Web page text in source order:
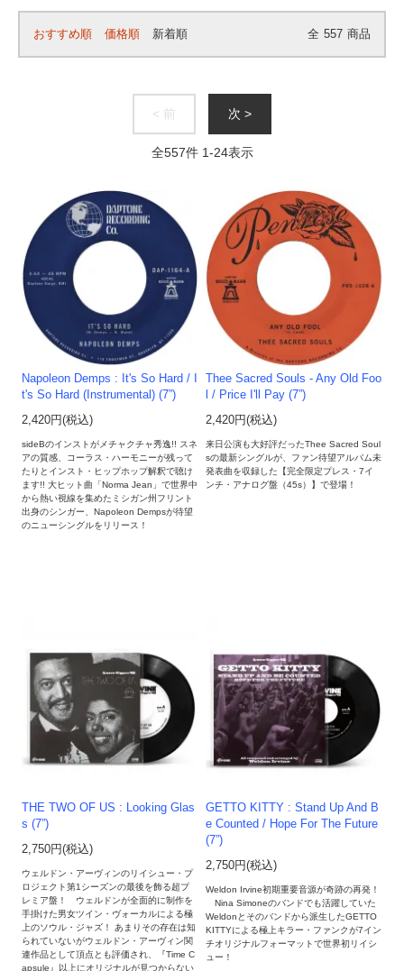
おすすめ順 価格順 新着順 全 557 商品
< 前 次 >
全557件 1-24表示
Napoleon Demps : It's So Hard / I
t's So Hard (Instrumental) (7”)
2,420円(税込)
sideBのインストがメチャクチャ秀逸!! スネ
アの質感、コーラス・ハーモニーが残って
たりとインスト・ヒップホップ解釈で聴け
ます!! 大ヒット曲「Norma Jean」で世界中
から熱い視線を集めたミシガン州フリント
出身のシンガー、Napoleon Dempsが待望
のニューシングルをリリース！
Thee Sacred Souls - Any Old Foo
l / Price I'll Pay (7”)
2,420円(税込)
来日公演も大好評だったThee Sacred Soul
sの最新シングルが、ファン待望アルバム未
発表曲を収録した【完全限定プレス・7イ
ンチ・アナログ盤（45s）】で登場！
THE TWO OF US : Looking Glas
s (7”)
2,750円(税込)
ウェルドン・アーヴィンのリイシュー・プ
ロジェクト第1シーズンの最後を飾る超プ
レミア盤！ ウェルドンが全面的に制作を
手掛けた男女ツイン・ヴォーカルによる極
上のソウル・ジャズ！ あまりその存在は知
られていないがウェルドン・アーヴィン関
連作品として頂点とも評価され、『Time C
apsule』以上にオリジナルが見つからない
GETTO KITTY : Stand Up And B
e Counted / Hope For The Future
(7”)
2,750円(税込)
Weldon Irvine初期重要音源が奇跡の再発！
Nina Simoneのバンドでも活躍していた
Weldonとそのバンドから派生したGETTO
KITTYによる極上キラー・ファンクが7イン
チオリジナルフォーマットで世界初リイシ
ュー！